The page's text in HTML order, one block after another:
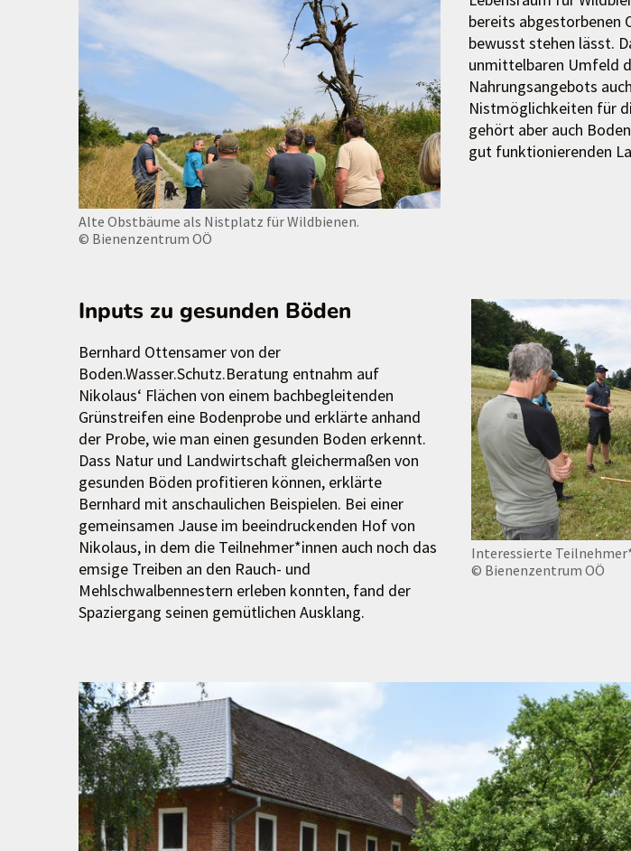
Alte Obstbäume als Nistplatz für Wildbienen.
© Bienenzentrum OÖ
bereits abgestorbenen
bewusst stehen lässt.
unmittelbaren Umfeld
Nahrungsangebots
Nistmöglichkeiten für
gehört aber auch
gut funktionierenden
Interessierte
© Bienenzentrum OÖ
Inputs zu gesunden Böden
Bernhard Ottensamer von der
Boden.Wasser.Schutz.Beratung entnahm auf
Nikolaus‘ Flächen von einem bachbegleitenden
Grünstreifen eine Bodenprobe und erklärte anhand
der Probe, wie man einen gesunden Boden erkennt.
Dass Natur und Landwirtschaft gleichermaßen von
gesunden Böden profitieren können, erklärte
Bernhard mit anschaulichen Beispielen. Bei einer
gemeinsamen Jause im beeindruckenden Hof von
Nikolaus, in dem die Teilnehmer*innen auch noch das
emsige Treiben an den Rauch- und
Mehlschwalbennestern erleben konnten, fand der
Spaziergang seinen gemütlichen Ausklang.